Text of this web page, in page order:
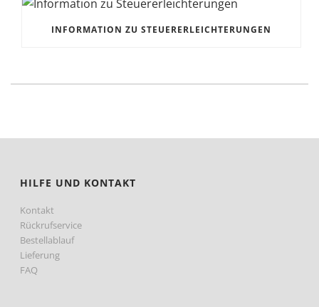
INFORMATION ZU STEUERERLEICHTERUNGEN
HILFE UND KONTAKT
Kontakt
Rückrufservice
Bestellablauf
Lieferung
FAQ